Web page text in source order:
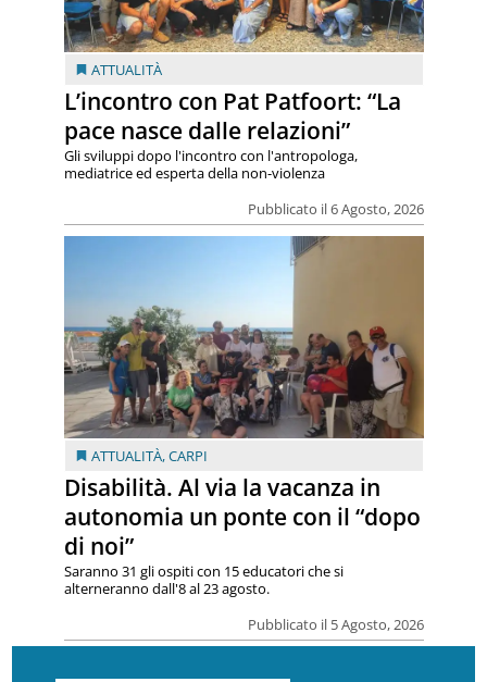
ATTUALITÀ
L’incontro con Pat Patfoort: “La
pace nasce dalle relazioni”
Pubblicato il 6 Agosto, 2026
Gli sviluppi dopo l'incontro con l'antropologa,
mediatrice ed esperta della non-violenza
ATTUALITÀ,CARPI
Disabilità. Al via la vacanza in
autonomia un ponte con il “dopo
di noi”
Pubblicato il 5 Agosto, 2026
Saranno 31 gli ospiti con 15 educatori che si
alterneranno dall'8 al 23 agosto.